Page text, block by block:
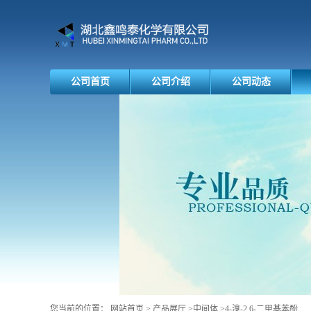
公司首页 公司介绍 公司动态
您当前的位置： 网站首页 > 产品展厅 >中间体 >4-溴-2,6-二甲基苯酚